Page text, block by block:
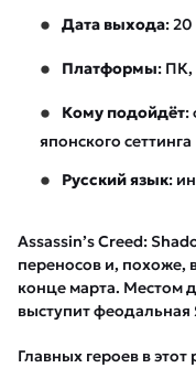
Дата выхода:
Платформы: ПК,
Кому подойдёт:
японского сеттинга
Русский язык:
Assassin’s Creed:
переносов и, похоже,
конце марта. Местом
выступит феодальная
Главных героев в